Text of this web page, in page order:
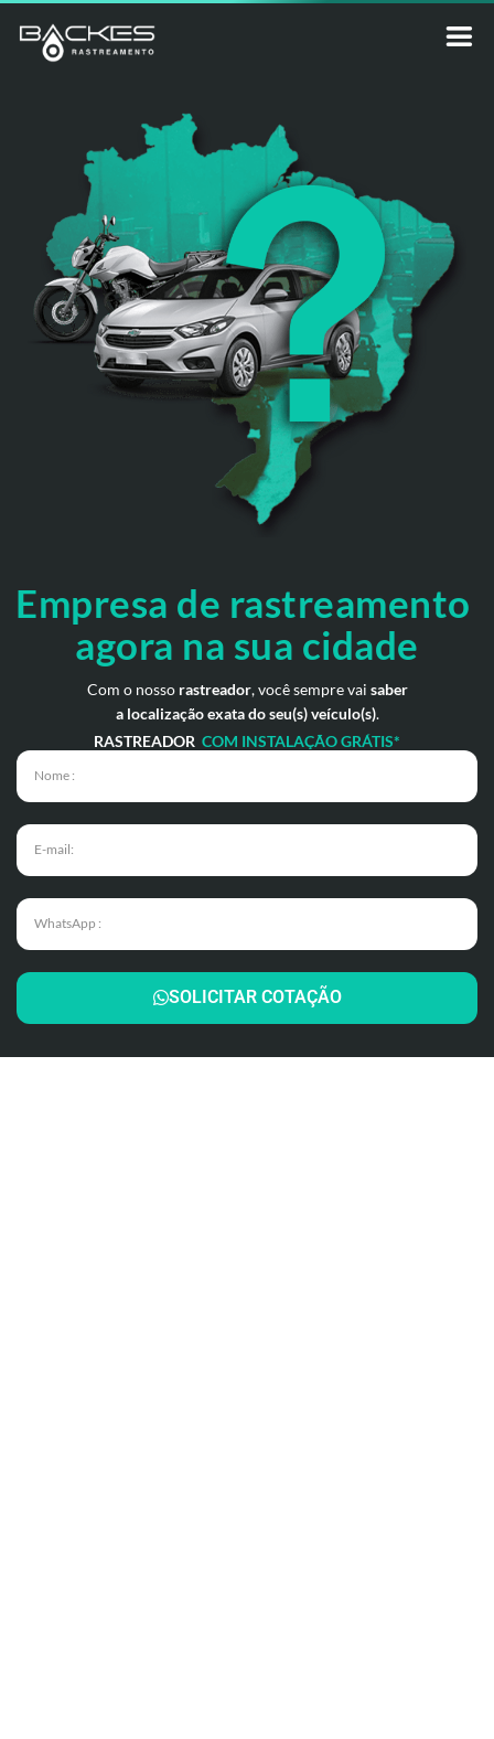
Empresa de rastreamento
agora na sua cidade
Com o nosso rastreador, você sempre vai saber
a localização exata do seu(s) veículo(s).
RASTREADOR COM INSTALAÇÃO GRÁTIS*
SOLICITAR COTAÇÃO